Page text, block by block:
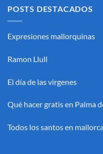
POSTS DESTACADOS
Expresiones mallorquinas
Ramon Llull
El día de las virgenes
Qué hacer gratis en Palma
Todos los santos en